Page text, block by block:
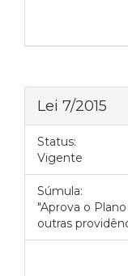
Lei 7/2015
Status:
Vigente
Súmula:
"Aprova o
outras